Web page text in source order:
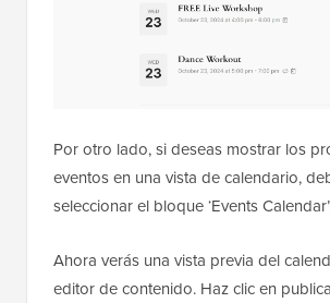
Por otro lado, si deseas mostrar los
eventos en una vista de calendario,
seleccionar el bloque ‘Events
Ahora verás una vista previa del
editor de contenido. Haz clic en